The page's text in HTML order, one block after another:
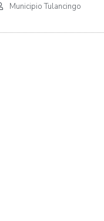
Municipio Tulancingo